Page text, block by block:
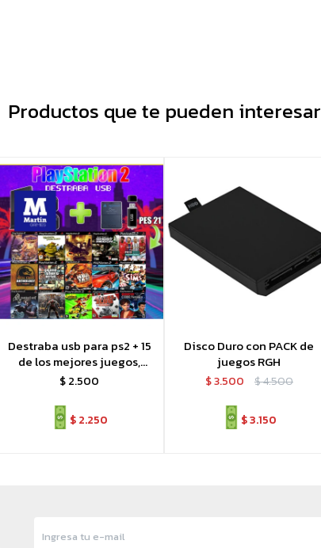
Productos que te pueden interesar
Destraba usb para ps2 + 15
de los mejores juegos,
revivi tu play 2
$2.500
$2.250
Disco Duro con PACK de
juegos RGH
$3.500 $4.500
$3.150